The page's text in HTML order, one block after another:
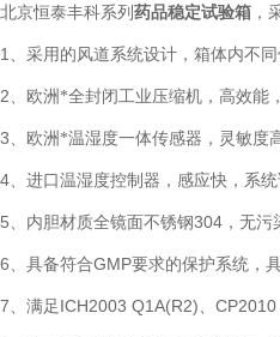
北京恒泰丰科系列 药品稳定试验箱 ，
1 、采用的风道系统设计，箱体内不
2、欧洲*全封闭工业压缩机，高效能
3、欧洲*温湿度一体传感器，灵敏度
4、进口温湿度控制器，感应快，系统
5、内胆材质全镜面不锈钢304 ，无污
6、具备符合GMP要求的保护系统，
7、满足 ICH2003 Q1A(R2)、 CP2010